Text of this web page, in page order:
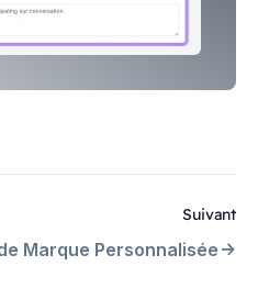
Suivant
Marque Personnalisée